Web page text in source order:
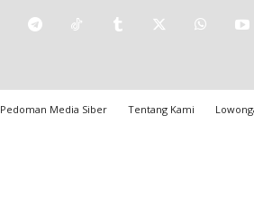
Pedoman Media Siber Tentang Kami